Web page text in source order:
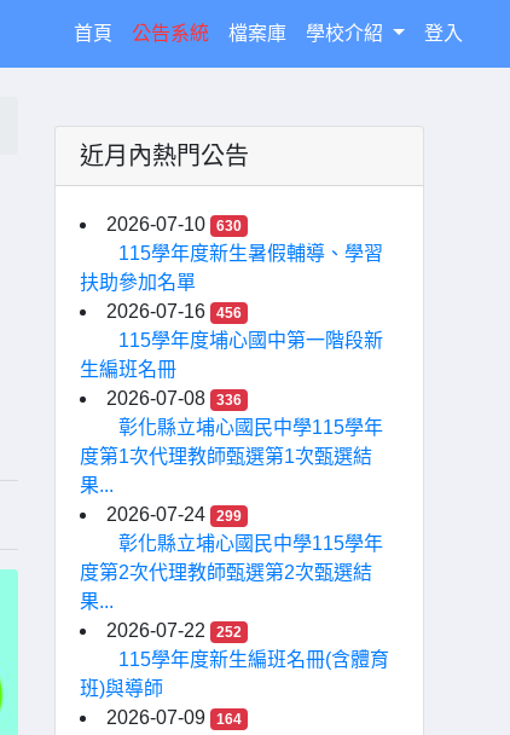
首頁 (current)
公告系統 檔案庫 學校介紹 登入
近月內熱門公告
2026-07-10 630
115學年度新生暑假輔導、學習
扶助參加名單
2026-07-16
456
115學年度埔心國中第一階段新
生編班名冊
2026-07-08
336
彰化縣立埔心國民中學115學年
度第1次代理教師甄選第1次甄選結
果...
2026-07-24
299
彰化縣立埔心國民中學115學年
度第2次代理教師甄選第2次甄選結
果...
2026-07-22
252
115學年度新生編班名冊(含體育
班)與導師
2026-07-09
164